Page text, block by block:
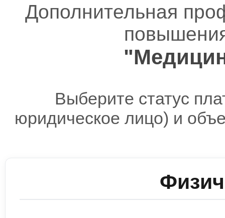
Дополнительная
Выберите статус
юридическое лицо) и